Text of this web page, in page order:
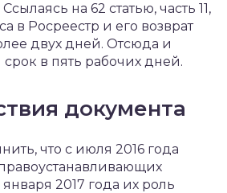
на 62 статью, часть 11,
в Росреестр и его возврат
двух дней. Отсюда и
в пять рабочих дней.
документа
что с июля 2016 года
января 2017 года их роль